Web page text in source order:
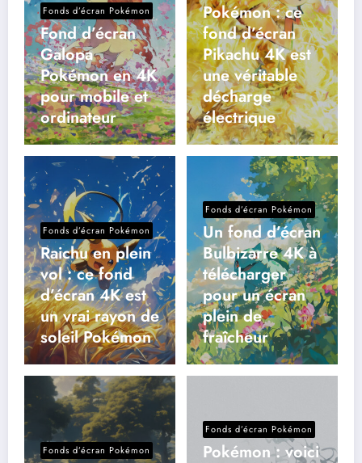
Fonds d’écran Pokémon
Fond d’écran
Galopa
Pokémon en 4K
pour mobile et
ordinateur
Pokémon : ce
fond d’écran
Pikachu 4K est
une véritable
décharge
électrique
Fonds d’écran Pokémon
Raichu en plein
vol : ce fond
d’écran 4K est
un vrai rayon de
soleil Pokémon
Fonds d’écran Pokémon
Un fond d’écran
Bulbizarre 4K à
télécharger
pour un écran
plein de
fraîcheur
Fonds d’écran Pokémon
Fonds d’écran Pokémon
Pokémon : voici